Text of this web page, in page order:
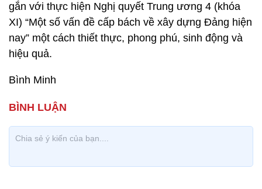
gắn với thực hiện Nghị quyết Trung ương 4 (khóa
XI) “Một số vấn đề cấp bách về xây dựng Đảng hiện
nay” một cách thiết thực, phong phú, sinh động và
hiệu quả.
Bình Minh